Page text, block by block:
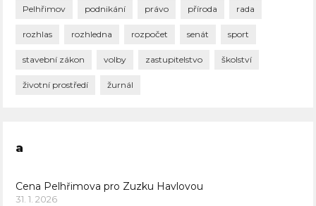
Pelhřimov podnikání právo příroda rada
rozhlas rozhledna rozpočet senát sport
stavební zákon volby zastupitelstvo školství
životní prostředí žurnál
a
Cena Pelhřimova pro Zuzku Havlovou
31. 1. 2026